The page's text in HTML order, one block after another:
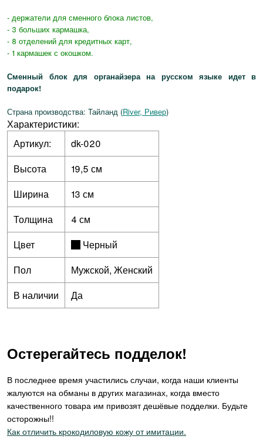
- держатели для сменного блока листов,
- 3 больших кармашка,
- 8 отделений для кредитных карт,
- 1 кармашек с окошком.
Сменный блок для органайзера на русском языке идет в
подарок!
Страна производства: Тайланд (River, Ривер)
Характеристики:
Артикул:
dk-020
Высота
19,5 см
Ширина
13 см
Толщина
4 см
Цвет
Черный
Пол
Мужской, Женский
В наличии
Да
Остерегайтесь подделок!
В последнее время участились случаи, когда наши клиенты
жалуются на обманы в других магазинах, когда вместо
качественного товара им привозят дешёвые подделки. Будьте
осторожны!!
Как отличить крокодиловую кожу от имитации.